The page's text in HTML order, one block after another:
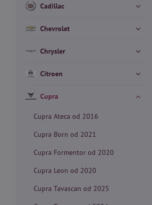
Cadillac
Chevrolet
Chrysler
Citroen
Cupra
Cupra Ateca od 2016
Cupra Born od 2021
Cupra Formentor od 2020
Cupra Leon od 2020
Cupra Tavascan od 2025